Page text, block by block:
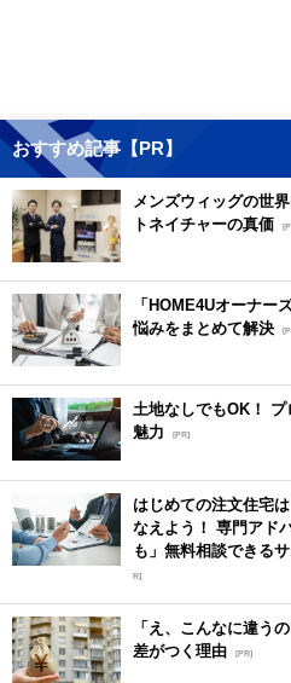
おすすめ記事【PR】
メンズウィッグの世
トネイチャーの真価
「HOME4Uオーナー
悩みをまとめて解決
土地なしでもOK！
魅力
[PR]
はじめての注文住宅
なえよう！ 専門アド
も」無料相談できる
R]
「え、こんなに違う
差がつく理由 [PR]